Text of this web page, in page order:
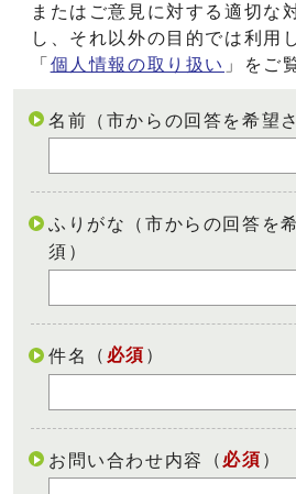
またはご意見に対する適切な
し、それ以外の目的では利用
「 個人情報の取り扱い 」をご
名前（市からの回答を希望
ふりがな（市からの回答を
須）
件名 （ 必須 ）
お問い合わせ内容 （ 必須 ）